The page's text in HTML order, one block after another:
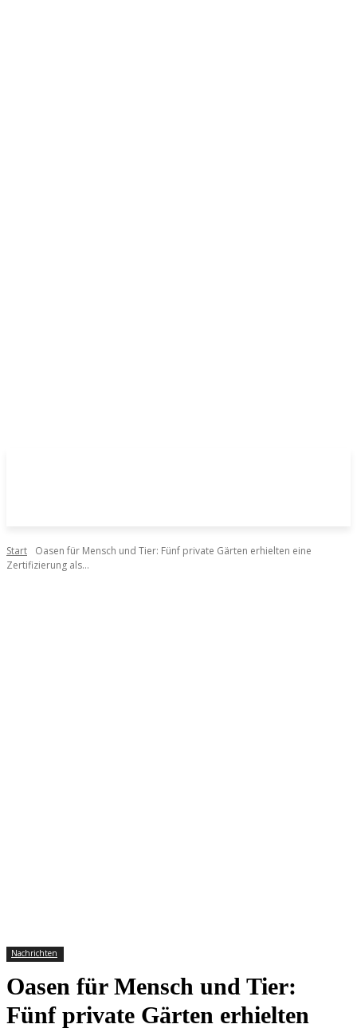
Start
Oasen für Mensch und Tier: Fünf private Gärten erhielten eine
Zertifizierung als...
Nachrichten
Oasen für Mensch und Tier:
Fünf private Gärten erhielten